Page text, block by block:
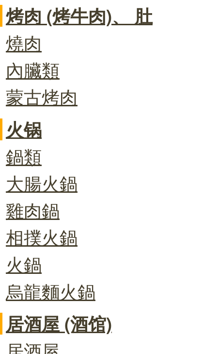
烤肉 (烤牛肉)、 肚
燒肉
內臟類
蒙古烤肉
火锅
鍋類
大腸火鍋
雞肉鍋
相撲火鍋
火鍋
烏龍麵火鍋
居酒屋 (酒馆)